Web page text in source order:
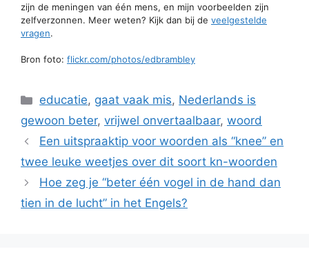
zijn de meningen van één mens, en mijn voorbeelden zijn
zelfverzonnen. Meer weten? Kijk dan bij de veelgestelde
vragen.
Bron foto: flickr.com/photos/edbrambley
Categorieën
educatie, gaat vaak mis, Nederlands is
gewoon beter, vrijwel onvertaalbaar, woord
Een uitspraaktip voor woorden als “knee” en
twee leuke weetjes over dit soort kn-woorden
Hoe zeg je “beter één vogel in de hand dan
tien in de lucht” in het Engels?